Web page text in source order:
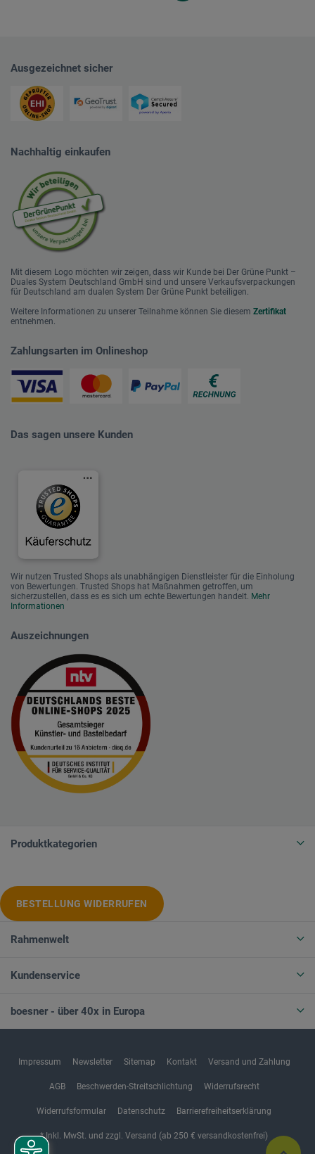
Ausgezeichnet sicher
Nachhaltig einkaufen
Mit diesem Logo möchten wir zeigen, dass wir Kunde bei Der Grüne Punkt –
Duales System Deutschland GmbH sind und unsere Verkaufsverpackungen
für Deutschland am dualen System Der Grüne Punkt beteiligen.
Weitere Informationen zu unserer Teilnahme können Sie diesem Zertifikat
entnehmen.
Zahlungsarten im Onlineshop
Das sagen unsere Kunden
Wir nutzen Trusted Shops als unabhängigen Dienstleister für die Einholung
von Bewertungen. Trusted Shops hat Maßnahmen getroffen, um
sicherzustellen, dass es es sich um echte Bewertungen handelt. Mehr
Informationen
Auszeichnungen
Produktkategorien
BESTELLUNG WIDERRUFEN
Rahmenwelt
Kundenservice
boesner - über 40x in Europa
Impressum Newsletter Sitemap Kontakt Versand und Zahlung
AGB Beschwerden-Streitschlichtung Widerrufsrecht
Widerrufsformular Datenschutz Barrierefreiheitserklärung
* Inkl. MwSt. und zzgl. Versand (ab 250 € versandkostenfrei)